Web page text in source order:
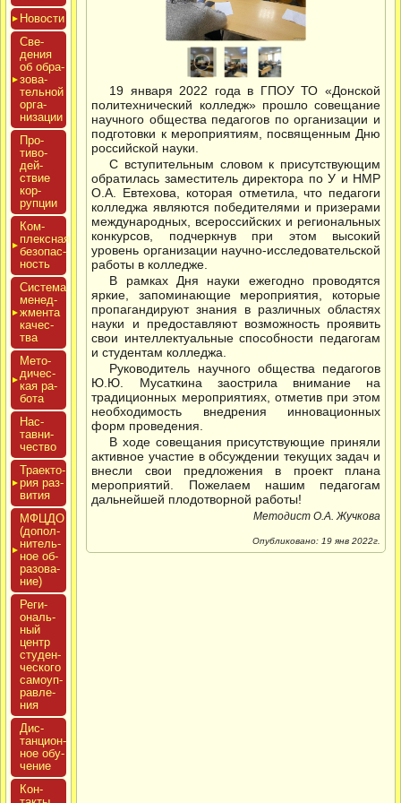
Новос­ти
Све­
дения
об об­ра­
зова­
тель­ной
ор­га­
низа­ции
Про­
тиво­
дей­
ствие
кор­
рупции
Ком­
плексная
бе­зопас­
ность
Сис­те­ма
ме­нед­
жмен­та
ка­чес­
тва
Мето­
дичес­
кая ра­
бота
Нас­
тавни­
чес­тво
Тра­ек­то­
рия раз­
ви­тия
МФЦДО
(до­пол­
ни­тель­
ное об­
ра­зова­
ние)
Реги­
ональ­
ный
центр
сту­ден­
ческо­го
са­мо­уп­
равле­
ния
Дис­
танци­он­
ное обу­
чение
Кон­
19 января 2022 года в ГПОУ ТО «Донской
политехнический колледж» прошло совещание
научного общества педагогов по организации и
подготовки к мероприятиям, посвященным Дню
российской науки.
С вступительным словом к присутствующим
обратилась заместитель директора по У и НМР
О.А. Евтехова, которая отметила, что педагоги
колледжа являются победителями и призерами
международных, всероссийских и региональных
конкурсов, подчеркнув при этом высокий
уровень организации научно-исследовательской
работы в колледже.
В рамках Дня науки ежегодно проводятся
яркие, запоминающие мероприятия, которые
пропагандируют знания в различных областях
науки и предоставляют возможность проявить
свои интеллектуальные способности педагогам
и студентам колледжа.
Руководитель научного общества педагогов
Ю.Ю. Мусаткина заострила внимание на
традиционных мероприятиях, отметив при этом
необходимость внедрения инновационных
форм проведения.
В ходе совещания присутствующие приняли
активное участие в обсуждении текущих задач и
внесли свои предложения в проект плана
мероприятий. Пожелаем нашим педагогам
дальнейшей плодотворной работы!
Методист О.А. Жучкова
Опубликовано: 19 янв 2022г.